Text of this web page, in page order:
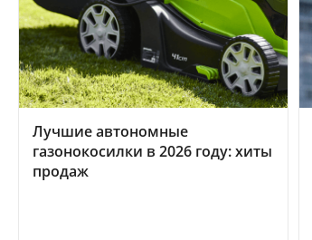
Лучшие автономные
газонокосилки в 2026 году: хиты
продаж